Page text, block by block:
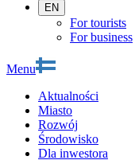
EN
For tourists
For business
Menu
Aktualności
Miasto
Rozwój
Środowisko
Dla inwestora